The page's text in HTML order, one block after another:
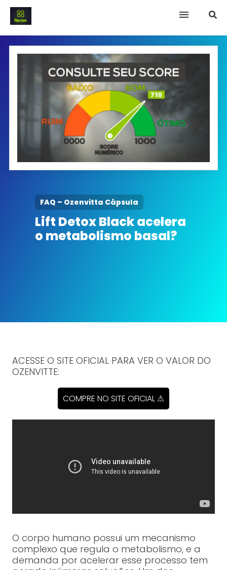
INICIO
Termo e Condições
Política Privacidade
SOBRE NÓS
FAQ – Ozenvitta Cápsula
Lift Detox Black acelera
o metabolismo basal?
ACESSE O SITE OFICIAL PARA VER O VALOR DO
OZENVITTE:
COMPRE NO SITE OFICIAL ⚠
O corpo humano possui um mecanismo
complexo que regula o metabolismo, e a
demanda por acelerar esse processo tem